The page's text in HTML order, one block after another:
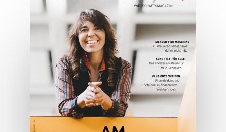
05/2026
Spezial: Architektur &
Lifestyle Mai 2026
JETZT BESTELLEN
ONLINE LESEN